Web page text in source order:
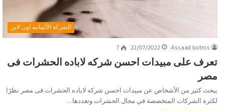
الشركة الألمانيه اون لاين
Assaad botros
22/07/2022
7
تعرف على مبيدات احسن شركه لاباده الحشرات فى
مصر
يبحث كثير من الأشخاص عن مبيدات احسن شركه لاباده الحشرات فى مصر نظرًا
لكثرة الشركات المتخصصة في مجال الحشرات وتعددها…